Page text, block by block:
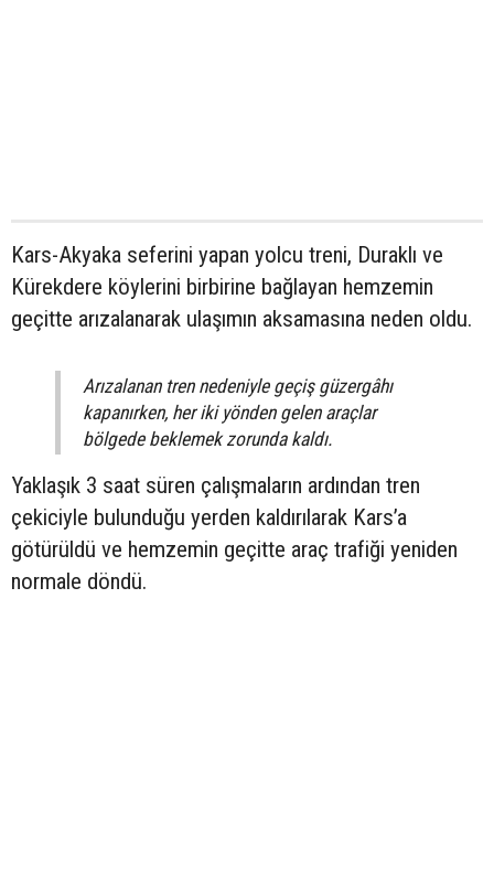
Kars-Akyaka seferini yapan yolcu treni, Duraklı ve
Kürekdere köylerini birbirine bağlayan hemzemin
geçitte arızalanarak ulaşımın aksamasına neden oldu.
Arızalanan tren nedeniyle geçiş güzergâhı
kapanırken, her iki yönden gelen araçlar
bölgede beklemek zorunda kaldı.
Yaklaşık 3 saat süren çalışmaların ardından tren
çekiciyle bulunduğu yerden kaldırılarak Kars’a
götürüldü ve hemzemin geçitte araç trafiği yeniden
normale döndü.